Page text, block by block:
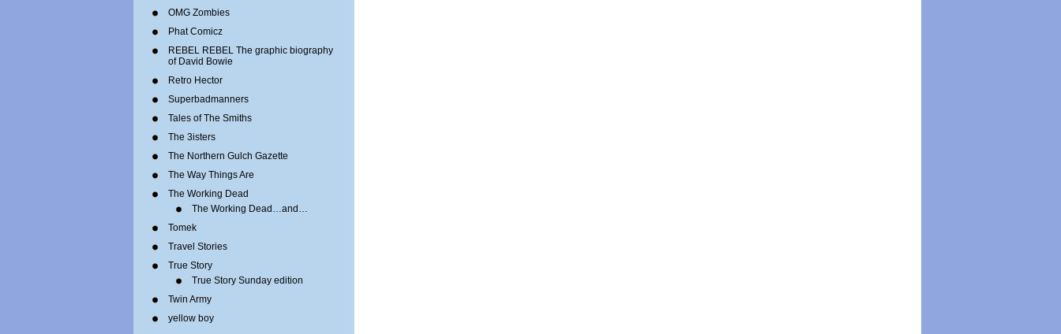
OMG Zombies
Phat Comicz
REBEL REBEL The graphic biography
of David Bowie
Retro Hector
Superbadmanners
Tales of The Smiths
The 3isters
The Northern Gulch Gazette
The Way Things Are
The Working Dead
The Working Dead…and…
Tomek
Travel Stories
True Story
True Story Sunday edition
Twin Army
yellow boy